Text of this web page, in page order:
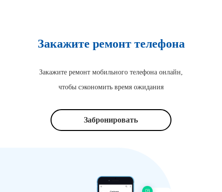
Закажите ремонт телефона
Закажите ремонт мобильного телефона онлайн,
чтобы сэкономить время ожидания
Забронировать